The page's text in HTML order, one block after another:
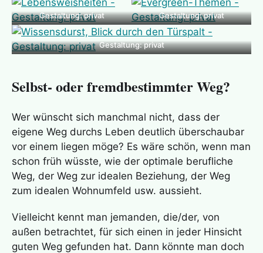
Gestaltung: privat Gestaltung: privat
Gestaltung: privat
Selbst- oder fremdbestimmter Weg?
Wer wünscht sich manchmal nicht, dass der
eigene Weg durchs Leben deutlich überschaubar
vor einem liegen möge? Es wäre schön, wenn man
schon früh wüsste, wie der optimale berufliche
Weg, der Weg zur idealen Beziehung, der Weg
zum idealen Wohnumfeld usw. aussieht.
Vielleicht kennt man jemanden, die/der, von
außen betrachtet, für sich einen in jeder Hinsicht
guten Weg gefunden hat. Dann könnte man doch